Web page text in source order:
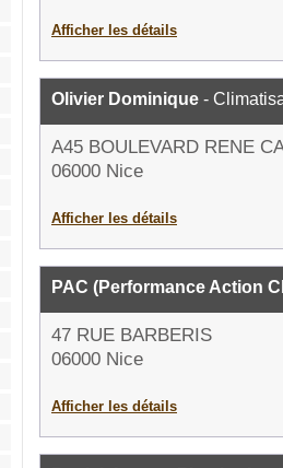
Afficher les détails
Olivier Dominique -
A45 BOULEVARD RENE
06000 Nice
Afficher les détails
PAC (Performance Action
47 RUE BARBERIS
06000 Nice
Afficher les détails